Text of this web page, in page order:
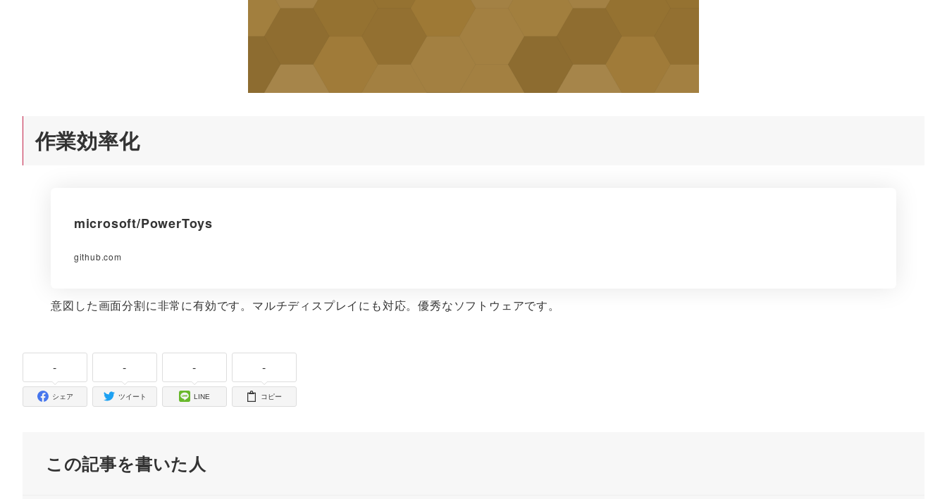
作業効率化
microsoft/PowerToys
github.com
意図した画面分割に非常に有効です。マルチディスプレイにも対応。優秀なソフトウェアです。
-
シェア
-
ツイート
-
LINE
-
コピー
この記事を書いた人